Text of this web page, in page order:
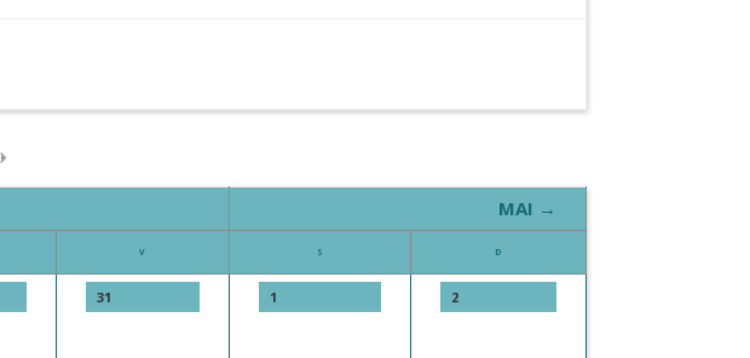
MAI →
V S D
31 1 2